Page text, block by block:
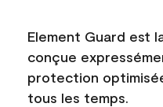
Element Guard est
conçue
protection
tous les temps.